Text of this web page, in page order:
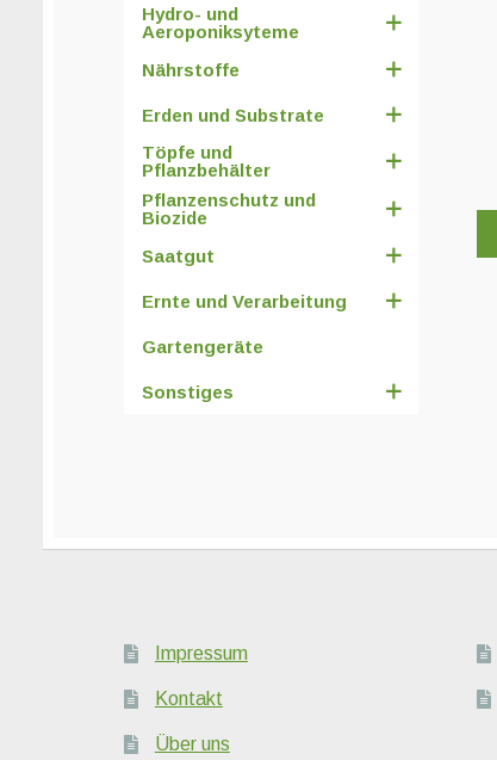
Hydro- und
Aeroponiksyteme
Nährstoffe
Erden und Substrate
Töpfe und
Pflanzbehälter
Pflanzenschutz und
Biozide
Saatgut
Ernte und Verarbeitung
Gartengeräte
Sonstiges
Impressum
Kontakt
Über uns